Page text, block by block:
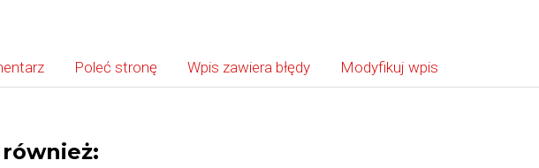
Poleć stronę Wpis zawiera błędy Modyfikuj wpis